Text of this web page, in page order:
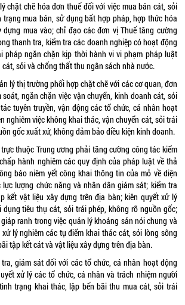
chặt chẽ hóa đơn thuế đối với việc mua bán cát, sỏi
mua bán, sử dụng bất hợp pháp, hợp thức hóa
mua vào; chỉ đạo các đơn vị Thuế tăng cường
thanh tra, kiểm tra các doanh nghiệp có hoạt động
pháp ngăn chặn kịp thời hành vi vi phạm pháp luật
sỏi và chống thất thu ngân sách nhà nước.
lý thị trường phối hợp chặt chẽ với các cơ quan, đơn
ngăn chặn việc vận chuyển, kinh doanh cát, sỏi
tuyên truyền, vận động các tổ chức, cá nhân hoạt
nghiêm việc không khai thác, vận chuyển cát, sỏi trái
gốc xuất xứ, không đảm bảo điều kiện kinh doanh.
thuộc Trung ương phải tăng cường công tác kiểm
hành nghiêm các quy định của pháp luật về thả
báo niêm yết công khai thông tin của mỏ về diện
lượng chức năng và nhân dân giám sát; kiểm tra
kết vật liệu xây dựng trên địa bàn; kiên quyết xử lý
tiêu thụ cát, sỏi trái phép, không rõ nguồn gốc;
ranh trong việc quản lý khoáng sản nói chung và
lý nghiêm các tụ điểm khai thác cát, sỏi lòng sông
tập kết cát và vật liệu xây dựng trên địa bàn.
giám sát đối với các tổ chức, cá nhân hoạt động
xử lý các tổ chức, cá nhân và trách nhiệm người
trạng khai thác, lập bến bãi thu mua cát, sỏi trái